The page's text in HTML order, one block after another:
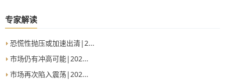
专家解读
恐慌性抛压或加速出清|2...
市场仍有冲高可能|202...
市场再次陷入震荡|202...